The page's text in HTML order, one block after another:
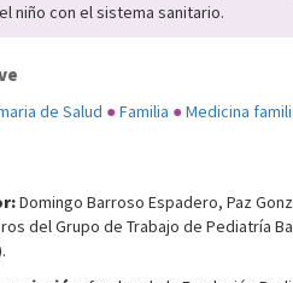
niño con el sistema sanitario.
de Salud ●Familia ●Medicina
Domingo Barroso Espadero, Paz
del Grupo de Trabajo de Pediatría